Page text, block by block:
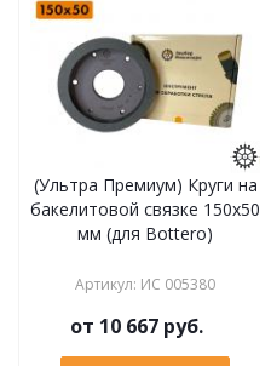
(Ультра Премиум) Круги на
бакелитовой связке 150х50
мм (для Bottero)
Артикул: ИС 005380
от 10 667 руб.